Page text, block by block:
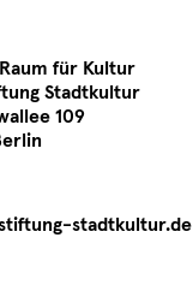
Raum für Kultur
Stadtkultur
109
stadtkultur.de